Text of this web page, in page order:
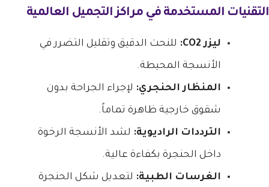
التقنيات المستخدمة في مراكز التجميل العالمية
ليزر CO2: للنحت الدقيق وتقليل التضرر في
الأنسجة المحيطة.
المنظار الحنجري: لإجراء الجراحة بدون
شقوق خارجية ظاهرة تماماً.
الترددات الراديوية: لشد الأنسجة الرخوة
داخل الحنجرة بكفاءة عالية.
الغرسات الطبية: لتعديل شكل الحنجرة